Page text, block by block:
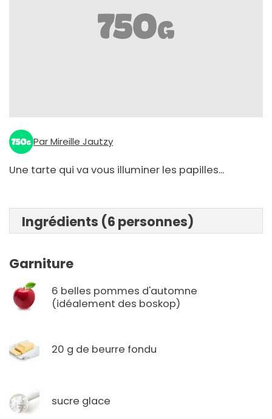
Par Mireille Jautzy
Une tarte qui va vous illuminer les papilles...
Ingrédients (6 personnes)
Garniture
6 belles pommes d'automne
(idéalement des boskop)
20 g de beurre fondu
sucre glace